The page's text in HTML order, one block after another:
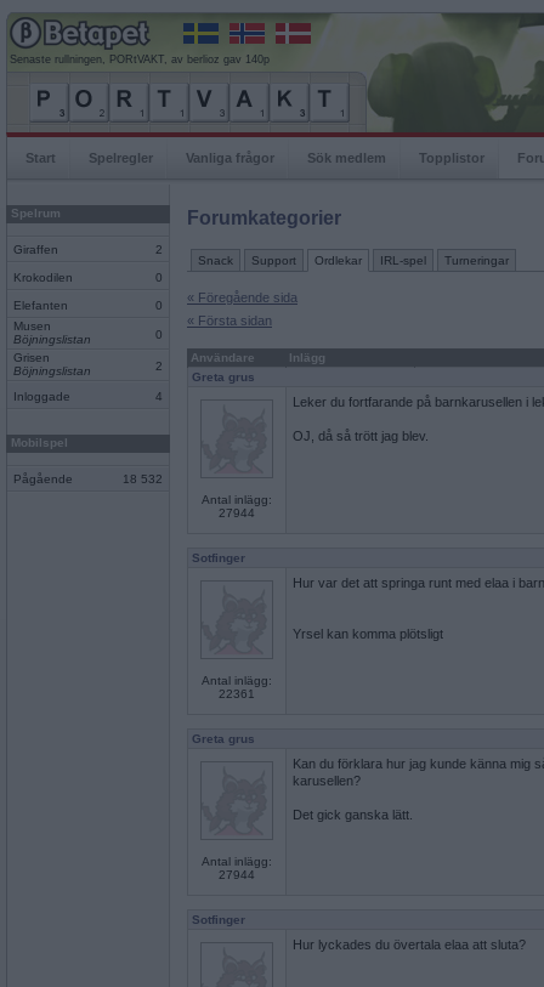
Senaste rullningen, PORtVAKT, av berlioz gav 140p
Start Spelregler Vanliga frågor Sök medlem Topplistor
Spelrum
Giraffen 2
Krokodilen 0
Elefanten
0
Musen
Böjningslistan
0
Grisen
Böjningslistan
2
Inloggade 4
Mobilspel
Pågående 18 532
Forumkategorier
Snack Support Ordlekar IRL-spel Turneringar
« Föregående sida
« Första sidan
Användare
Inlägg
Greta grus
Antal inlägg:
27944
Leker du fortfarande på barnkarusellen i
OJ, då så trött jag blev.
Sotfinger
Antal inlägg:
22361
Hur var det att springa runt med elaa i
Yrsel kan komma plötsligt
Greta grus
Antal inlägg:
27944
Kan du förklara hur jag kunde känna mig
karusellen?
Det gick ganska lätt.
Sotfinger
Hur lyckades du övertala elaa att sluta?